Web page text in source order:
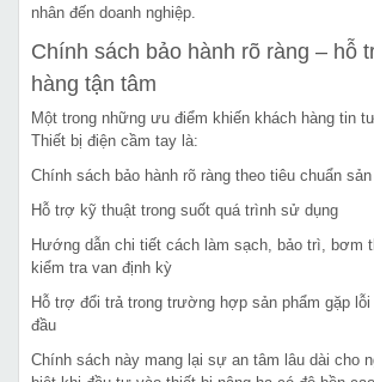
nhân đến doanh nghiệp.
Chính sách bảo hành rõ ràng – hỗ
hàng tận tâm
Một trong những ưu điểm khiến khách hàng tin
Thiết bị điện cầm tay là:
Chính sách bảo hành rõ ràng theo tiêu chuẩn sản
Hỗ trợ kỹ thuật trong suốt quá trình sử dụng
Hướng dẫn chi tiết cách làm sạch, bảo trì, bơm
kiểm tra van định kỳ
Hỗ trợ đổi trả trong trường hợp sản phẩm gặp
đầu
Chính sách này mang lại sự an tâm lâu dài cho